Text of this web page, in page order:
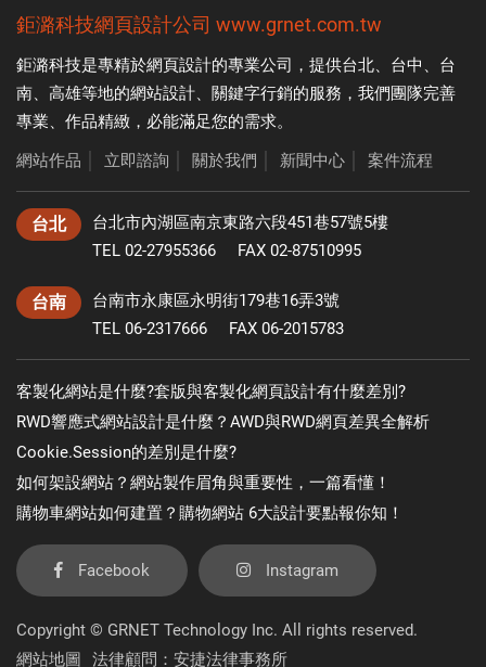
鉅潞科技網頁設計公司 www.grnet.com.tw
鉅潞科技是專精於網頁設計的專業公司，提供台北、台中、台
南、高雄等地的網站設計、關鍵字行銷的服務，我們團隊完善
專業、作品精緻，必能滿足您的需求。
網站作品
立即諮詢 關於我們 新聞中心 案件流程
台北
台北市內湖區南京東路六段451巷57號5樓
TEL 02-27955366
FAX 02-87510995
台南
台南市永康區永明街179巷16弄3號
TEL 06-2317666
FAX 06-2015783
客製化網站是什麼?套版與客製化網頁設計有什麼差別?
RWD響應式網站設計是什麼？AWD與RWD網頁差異全解析
Cookie.Session的差別是什麼?
如何架設網站？網站製作眉角與重要性，一篇看懂！
購物車網站如何建置？購物網站 6大設計要點報你知！
Facebook Instagram
Copyright © GRNET Technology Inc. All rights reserved.
網站地圖
法律顧問：安捷法律事務所